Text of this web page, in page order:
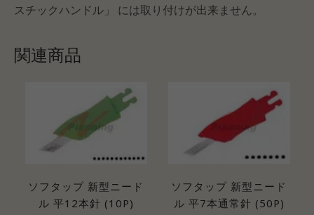
スチックハンドル」 には取り付けが出来ません。
関連商品
ソフタップ 新型ニード
ル 平12本針 (10P)
ソフタップ 新型ニード
ル 平7本通常針 (50P)